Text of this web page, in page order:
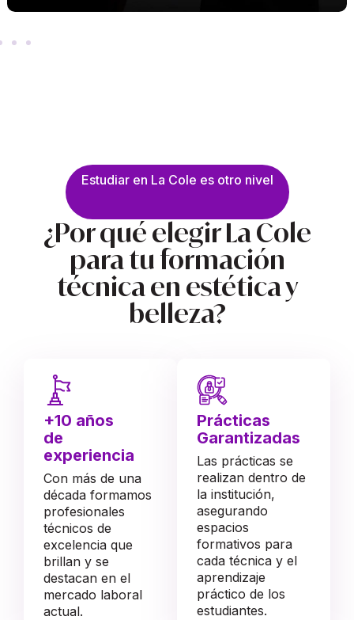
Estudiar en La Cole es otro nivel
¿Por qué elegir La Cole
para tu formación
técnica en estética y
belleza?
+10 años
de
experiencia
Con más de una
década formamos
profesionales
técnicos de
excelencia que
brillan y se
destacan en el
mercado laboral
actual.
Prácticas
Garantizadas
Las prácticas se
realizan dentro de
la institución,
asegurando
espacios
formativos para
cada técnica y el
aprendizaje
práctico de los
estudiantes.